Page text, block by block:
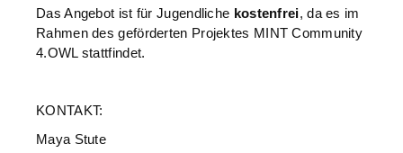
Das Angebot ist für Jugendliche kostenfrei, da es im
Rahmen des geförderten Projektes MINT Community
4.OWL stattfindet.
KONTAKT:
Maya Stute